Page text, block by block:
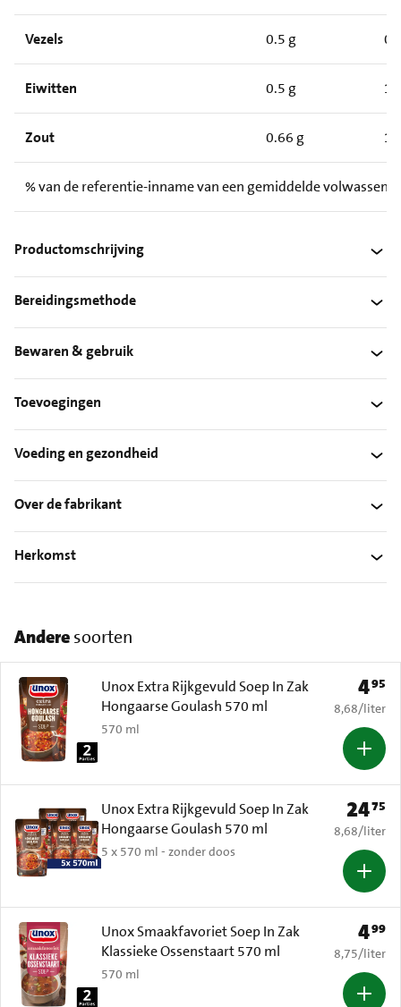
Vezels 0.5 g
Eiwitten 0.5 g
Zout 0.66 g
% van de referentie-inname van een gemiddelde
Productomschrijving
Bereidingsmethode
Bewaren & gebruik
Toevoegingen
Voeding en gezondheid
Over de fabrikant
Herkomst
Anderesoorten
Unox Extra Rijkgevuld Soep In Zak
Hongaarse Goulash 570 ml
570 ml
Prijs:
495
€ 8,68 per
8,68/liter
Unox Extra Rijkgevuld Soep In Zak
Hongaarse Goulash 570 ml
5 x 570 ml - zonder doos
Prijs: €
2475
€ 8,68 per
8,68/liter
Unox Smaakfavoriet Soep In Zak
Klassieke Ossenstaart 570 ml
570 ml
Prijs:
499
€ 8,75 per
8,75/liter